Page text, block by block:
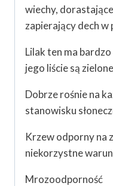
wiechy,
zapierający dech w
Lilak ten ma
jego liście są
Dobrze rośnie na
stanowisku
Krzew odporny na
niekorzystne
Mrozoodporność